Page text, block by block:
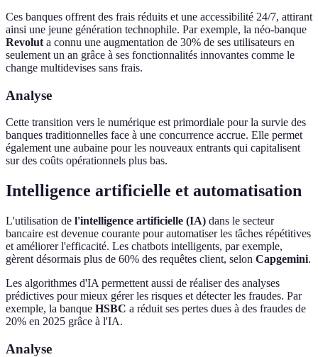
Ces banques offrent des frais réduits et une accessibilité 24/7, attirant
ainsi une jeune génération technophile. Par exemple, la néo-banque
Revolut a connu une augmentation de 30% de ses utilisateurs en
seulement un an grâce à ses fonctionnalités innovantes comme le
change multidevises sans frais.
Analyse
Cette transition vers le numérique est primordiale pour la survie des
banques traditionnelles face à une concurrence accrue. Elle permet
également une aubaine pour les nouveaux entrants qui capitalisent
sur des coûts opérationnels plus bas.
Intelligence artificielle et automatisation
L'utilisation de l'intelligence artificielle (IA) dans le secteur
bancaire est devenue courante pour automatiser les tâches répétitives
et améliorer l'efficacité. Les chatbots intelligents, par exemple,
gèrent désormais plus de 60% des requêtes client, selon Capgemini.
Les algorithmes d'IA permettent aussi de réaliser des analyses
prédictives pour mieux gérer les risques et détecter les fraudes. Par
exemple, la banque HSBC a réduit ses pertes dues à des fraudes de
20% en 2025 grâce à l'IA.
Analyse